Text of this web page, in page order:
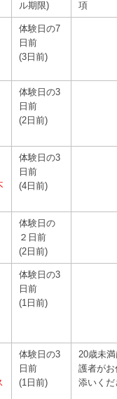
ル期限)
項
体験日の7
日前
(3日前)
体験日の3
日前
(2日前)
体験日の3
日前
(4日前)
体験日の
２日前
(2日前)
体験日の3
日前
(1日前)
体験日の3
日前
(1日前)
20歳未
護者がお
添いくだ